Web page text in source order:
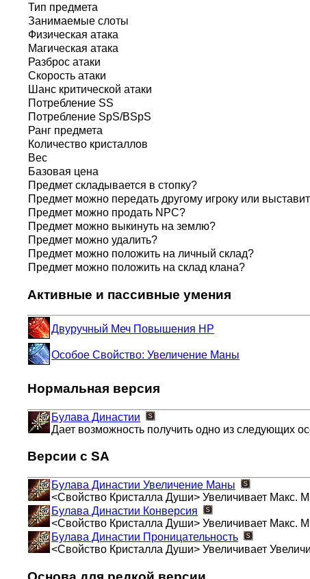
Тип предмета
Занимаемые слоты
Физическая атака
Магическая атака
Разброс атаки
Скорость атаки
Шанс критической атаки
Потребление SS
Потребление SpS/BSpS
Ранг предмета
Количество кристаллов
Вес
Базовая цена
Предмет складывается в стопку?
Предмет можно передать другому игроку или
Предмет можно продать NPC?
Предмет можно выкинуть на землю?
Предмет можно удалить?
Предмет можно положить на личный склад?
Предмет можно положить на склад клана?
Активные и пассивные умения
Двуручный Меч Повышения HP
Особое Свойство: Увеличение Маны
Нормальная версия
Булава Династии
Дает возможность получить одно из следующих
Версии с SA
Булава Династии Увеличение Маны
<Свойство Кристалла Души> Увеличивает Макс.
Булава Династии Конверсия
<Свойство Кристалла Души> Увеличивает Макс.
Булава Династии Проницательность
<Свойство Кристалла Души> Увеличивает